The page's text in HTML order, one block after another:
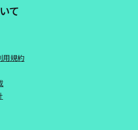
て
用規約